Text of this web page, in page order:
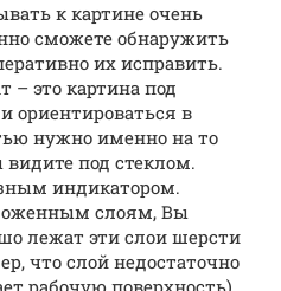
к картине очень
сможете обнаружить
их исправить.
– это картина под
ориентироваться в
нужно именно на то
под стеклом.
индикатором.
слоям, Вы
лежат эти слои шерсти
что слой недостаточно
рабочую поверхность)